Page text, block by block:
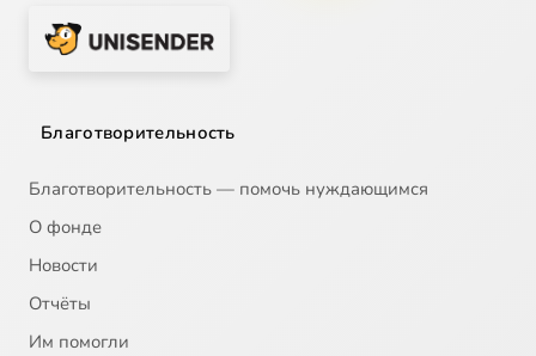
Благотворительность
Благотворительность — помочь нуждающимся
О фонде
Новости
Отчёты
Им помогли